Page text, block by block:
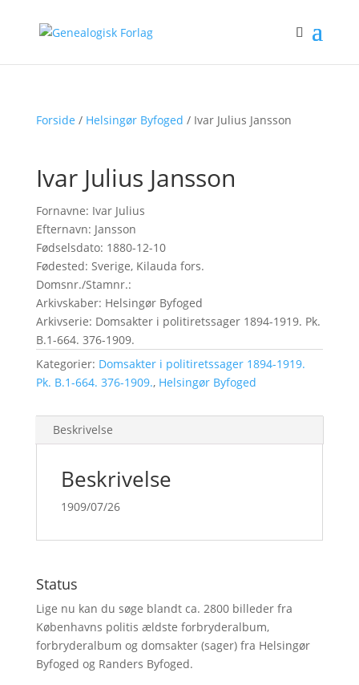
Forside / Helsingør Byfoged / Ivar Julius Jansson
Ivar Julius Jansson
Fornavne: Ivar Julius
Efternavn: Jansson
Fødselsdato: 1880-12-10
Fødested: Sverige, Kilauda fors.
Domsnr./Stamnr.:
Arkivskaber: Helsingør Byfoged
Arkivserie: Domsakter i politiretssager 1894-1919. Pk.
B.1-664. 376-1909.
Kategorier: Domsakter i politiretssager 1894-1919.
Pk. B.1-664. 376-1909., Helsingør Byfoged
Beskrivelse
Beskrivelse
1909/07/26
Status
Lige nu kan du søge blandt ca. 2800 billeder fra
Københavns politis ældste forbryderalbum,
forbryderalbum og domsakter (sager) fra Helsingør
Byfoged og Randers Byfoged.